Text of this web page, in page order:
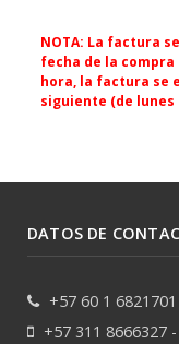
NOTA: La factura
fecha de la
hora, la factura se
siguiente (de lunes
DATOS DE
+57 60 1
+57 311 8666327